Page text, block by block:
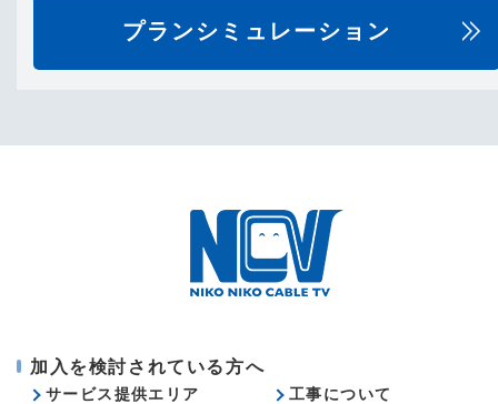
プランシミュレーション
加入を検討されている方へ
サービス提供エリア 工事について